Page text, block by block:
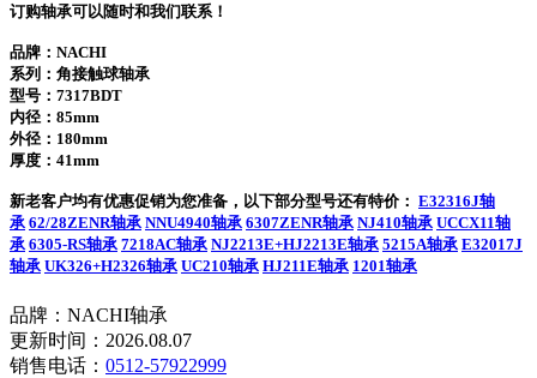
订购轴承可以随时和我们联系！
品牌：NACHI
系列：角接触球轴承
型号： 7317BDT
内径：85mm
外径：180mm
厚度：41mm
新老客户均有优惠促销为您准备，以下部分型号还有特价： E32316J轴
承 62/28ZENR轴承 NNU4940轴承 6307ZENR轴承 NJ410轴承 UCCX11轴
承 6305-RS轴承 7218AC轴承 NJ2213E+HJ2213E轴承 5215A轴承 E32017J
轴承 UK326+H2326轴承 UC210轴承 HJ211E轴承 1201轴承
品牌：NACHI轴承
更新时间：2026.08.07
销售电话： 0512-57922999